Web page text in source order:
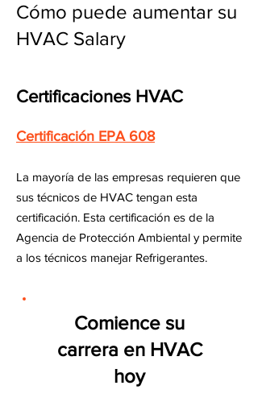
Cómo puede aumentar su
HVAC Salary
Certificaciones HVAC
Certificación EPA 608
La mayoría de las empresas requieren que
sus técnicos de HVAC tengan esta
certificación. Esta certificación es de la
Agencia de Protección Ambiental y permite
a los técnicos manejar Refrigerantes.
Comience su
carrera en HVAC
hoy